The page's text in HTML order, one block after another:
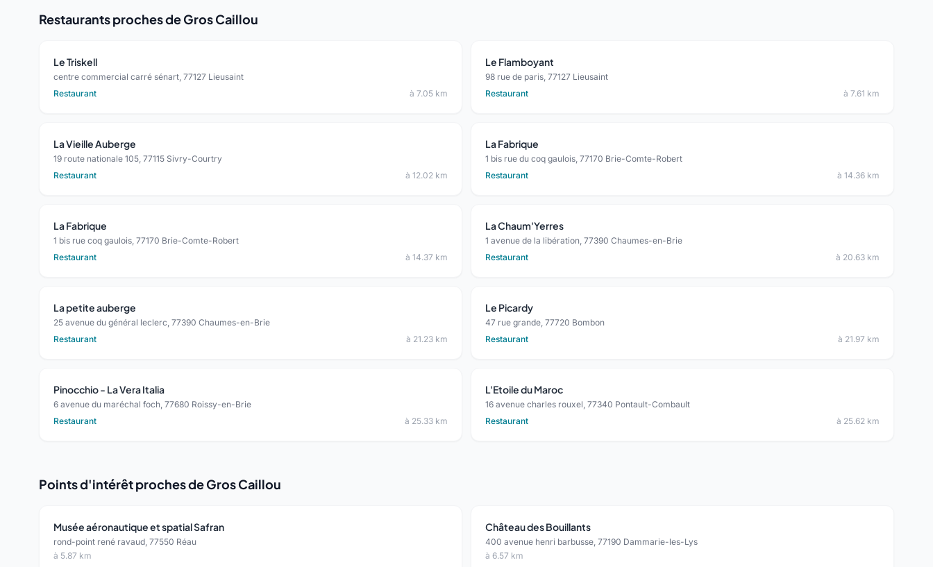
Restaurants proches de Gros Caillou
Le Triskell
centre commercial carré sénart, 77127 Lieusaint
Restaurant
à 7.05 km
Le Flamboyant
98 rue de paris, 77127 Lieusaint
Restaurant
à 7.61 km
La Vieille Auberge
19 route nationale 105, 77115 Sivry-Courtry
Restaurant
à 12.02 km
La Fabrique
1 bis rue du coq gaulois, 77170 Brie-Comte-Robert
Restaurant
à 14.36 km
La Fabrique
1 bis rue coq gaulois, 77170 Brie-Comte-Robert
Restaurant
à 14.37 km
La Chaum'Yerres
1 avenue de la libération, 77390 Chaumes-en-Brie
Restaurant
à 20.63 km
La petite auberge
25 avenue du général leclerc, 77390 Chaumes-en-Brie
Restaurant
à 21.23 km
Le Picardy
47 rue grande, 77720 Bombon
Restaurant
à 21.97 km
Pinocchio - La Vera Italia
6 avenue du maréchal foch, 77680 Roissy-en-Brie
Restaurant
à 25.33 km
L'Etoile du Maroc
16 avenue charles rouxel, 77340 Pontault-Combault
Restaurant
à 25.62 km
Points d'intérêt proches de Gros Caillou
Musée aéronautique et spatial Safran
rond-point rené ravaud, 77550 Réau
à 5.87 km
Château des Bouillants
400 avenue henri barbusse, 77190 Dammarie-les-Lys
à 6.57 km